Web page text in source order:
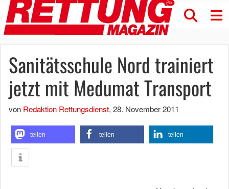
Sanitätsschule Nord trainiert
jetzt mit Medumat Transport
von Redaktion Rettungsdienst, 28. November 2011
teilen teilen teilen